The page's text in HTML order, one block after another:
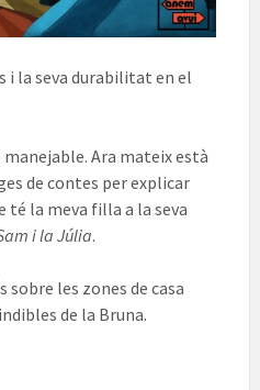
i la seva durabilitat en el
Ara mateix està
de contes per explicar
té la meva filla a la seva
i la Júlia.
sobre les zones de casa
de la Bruna.